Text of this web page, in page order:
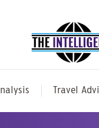
Travel